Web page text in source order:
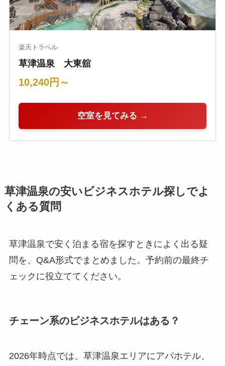
楽天トラベル
草津温泉 大東舘
10,240円～
空室を見てみる →
草津温泉の安いビジネスホテル探しでよ
くある質問
草津温泉で安く泊まる宿を探すときによく出る疑
問を、Q&A形式でまとめました。予約前の最終チ
ェックに役立ててください。
チェーン系のビジネスホテルはある？
2026年時点では、草津温泉エリアにアパホテル、